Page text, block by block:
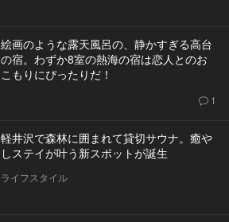
絵画のような露天風呂の、静かすぎる高台
の宿。わずか8室の熱海の宿は恋人とのお
こもりにぴったりだ！
1
軽井沢で森林に囲まれて貸切サウナ。癒や
しステイが叶う新スポットが誕生
ライフスタイル